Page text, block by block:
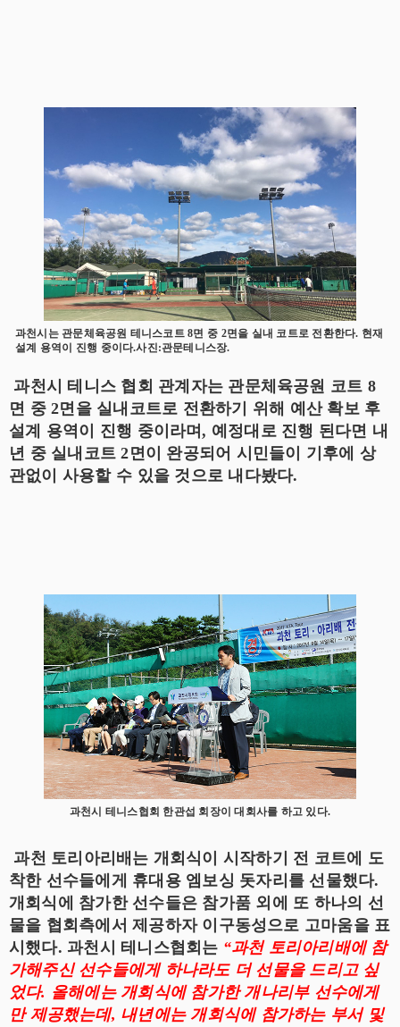
과천시는 관문체육공원 테니스코트 8면 중 2면을 실내 코트로 전환한다. 현재
설계 용역이 진행 중이다.사진:관문테니스장.
과천시 테니스 협회 관계자는 관문체육공원 코트 8
면 중 2면을 실내코트로 전환하기 위해 예산 확보 후
설계 용역이 진행 중이라며, 예정대로 진행 된다면 내
년 중 실내코트 2면이 완공되어 시민들이 기후에 상
관없이 사용할 수 있을 것으로 내다봤다.
과천시 테니스협회 한관섭 회장이 대회사를 하고 있다.
과천 토리아리배는 개회식이 시작하기 전 코트에 도
착한 선수들에게 휴대용 엠보싱 돗자리를 선물했다.
개회식에 참가한 선수들은 참가품 외에 또 하나의 선
물을 협회측에서 제공하자 이구동성으로 고마움을 표
시했다. 과천시 테니스협회는 “과천 토리아리배에 참
가해주신 선수들에게 하나라도 더 선물을 드리고 싶
었다. 올해에는 개회식에 참가한 개나리부 선수에게
만 제공했는데, 내년에는 개회식에 참가하는 부서 및